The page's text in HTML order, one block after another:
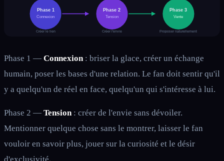
Phase 1
Connexion
Phase 2
Tension
Phase 3
Vente
Créer le lien Créer l'envie Proposer naturellement
Phase 1 — Connexion: briser la glace, créer un échange
humain, poser les bases d'une relation. Le fan doit sentir qu'il
y a quelqu'un de réel en face, quelqu'un qui s'intéresse à lui.
Phase 2 — Tension: créer de l'envie sans dévoiler.
Mentionner quelque chose sans le montrer, laisser le fan
vouloir en savoir plus, jouer sur la curiosité et le désir